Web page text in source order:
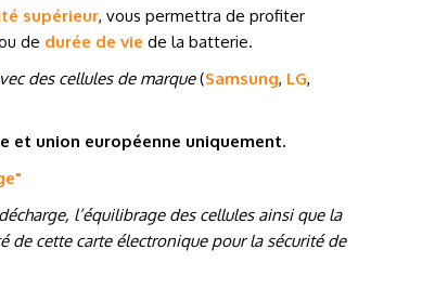
supérieur, vous permettra de profiter
de durée de vie de la batterie.
des cellules de marque(Samsung, LG,
et union européenne uniquement.
"
l’équilibrage des cellules ainsi que la
cette carte électronique pour la sécurité de